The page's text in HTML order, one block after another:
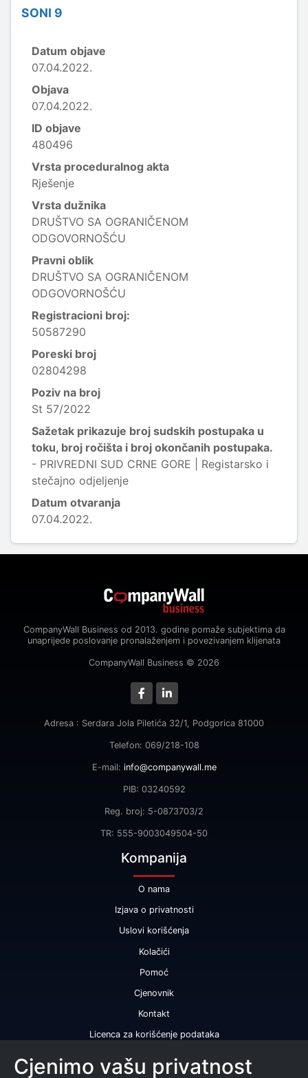
SONI 9
Datum objave
07.04.2022.
Objava
07.04.2022.
ID objave
480496
Vrsta proceduralnog akta
Rješenje
Vrsta dužnika
DRUŠTVO SA OGRANIČENOM
ODGOVORNOŠĆU
Pravni oblik
DRUŠTVO SA OGRANIČENOM
ODGOVORNOŠĆU
Registracioni broj:
50587290
Poreski broj
02804298
Poziv na broj
St 57/2022
Sažetak prikazuje broj sudskih postupaka u
toku, broj ročišta i broj okončanih postupaka.
- PRIVREDNI SUD CRNE GORE | Registarsko i
stečajno odjeljenje
Datum otvaranja
07.04.2022.
CompanyWall Business od 2013. godine pomaže subjektima da
unaprijede poslovanje pronalaženjem i povezivanjem klijenata
CompanyWall Business © 2026
Adresa : Serdara Jola Piletića 32/1, Podgorica 81000
Telefon: 069/218-108
E-mail: info@companywall.me
PIB: 03240592
Reg. broj: 5-0873703/2
TR: 555-9003049504-50
Kompanija
O nama
Izjava o privatnosti
Uslovi korišćenja
Kolačići
Pomoć
Cjenovnik
Kontakt
Licenca za korišćenje podataka
Naše usluge
Cjenimo vašu privatnost